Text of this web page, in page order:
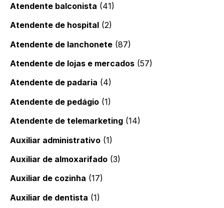
Atendente balconista (41)
Atendente de hospital (2)
Atendente de lanchonete (87)
Atendente de lojas e mercados (57)
Atendente de padaria (4)
Atendente de pedágio (1)
Atendente de telemarketing (14)
Auxiliar administrativo (1)
Auxiliar de almoxarifado (3)
Auxiliar de cozinha (17)
Auxiliar de dentista (1)